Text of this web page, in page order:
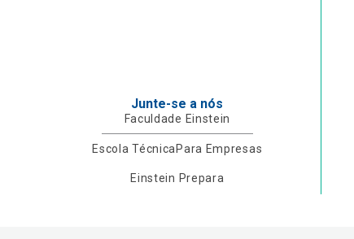
Junte-se a nós
Faculdade Einstein
Escola TécnicaPara Empresas
Einstein Prepara